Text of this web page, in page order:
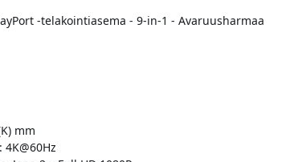
-telakointiasema - 9-in-1 - Avaruusharmaa
mm